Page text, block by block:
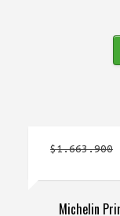
Michelin
$1.663.900